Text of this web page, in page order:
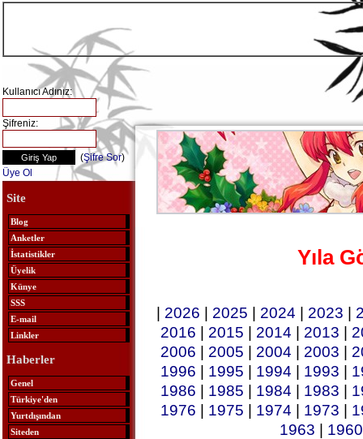
Kullanıcı Adınız:
Şifreniz:
(Şifre Sor)
Üye Ol
Site
Blog
Anketler
İstatistikler
Üyelik
Künye
SSS
E-mail
Linkler
Haberler
Genel
Türkiye'den
Yurtdışından
Siteden
Yıla
2026 2025 2024 2023
2016
2015 2014 2013
2006
2005 2004 2003
1996
1995 1994 1993
1986
1985 1984 1983
1976
1975 1974 1973
1963
1960